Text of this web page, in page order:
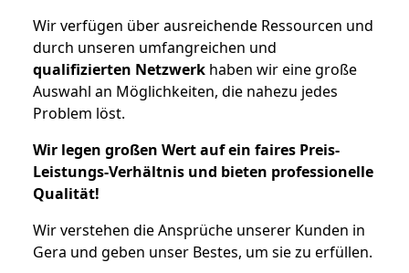
Wir verfügen über ausreichende Ressourcen und
durch unseren umfangreichen und
qualifizierten Netzwerk haben wir eine große
Auswahl an Möglichkeiten, die nahezu jedes
Problem löst.
Wir legen großen Wert auf ein faires Preis-
Leistungs-Verhältnis und bieten professionelle
Qualität!
Wir verstehen die Ansprüche unserer Kunden in
Gera und geben unser Bestes, um sie zu erfüllen.